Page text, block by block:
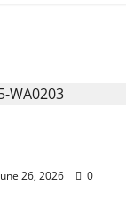
26, 2026 0